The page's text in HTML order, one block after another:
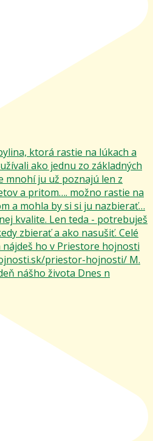
nášho života Dnes n